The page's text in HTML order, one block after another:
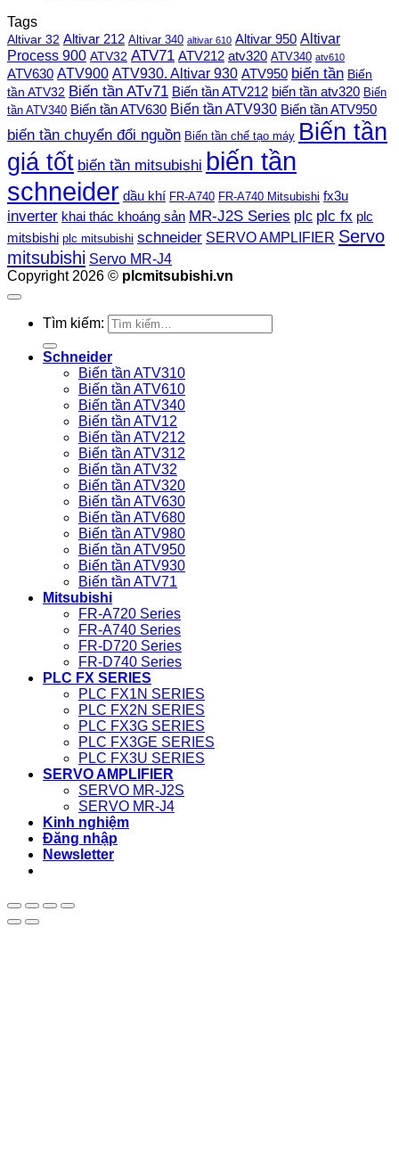
Tags
Altivar 32 Altivar 212 Altivar 340 altivar 610 Altivar 950 Altivar
Process 900 ATV32 ATV71 ATV212 atv320 ATV340 atv610
ATV630 ATV900 ATV930. Altivar 930 ATV950 biến tần Biến
tần ATV32 Biến tần ATv71 Biến tần ATV212 biến tần atv320 Biến
tần ATV340 Biến tần ATV630 Biến tần ATV930 Biến tần ATV950
biến tần chuyển đổi nguồn Biến tần chế tạo máy Biến tần
giá tốt biến tần mitsubishi biến tần
schneider dầu khí FR-A740 FR-A740 Mitsubishi fx3u
inverter khai thác khoáng sản MR-J2S Series plc plc fx plc
mitsbishi plc mitsubishi schneider SERVO AMPLIFIER Servo
mitsubishi Servo MR-J4
Copyright 2026 © plcmitsubishi.vn
Tìm kiếm:
Schneider
Biến tần ATV310
Biến tần ATV610
Biến tần ATV340
Biến tần ATV12
Biến tần ATV212
Biến tần ATV312
Biến tần ATV32
Biến tần ATV320
Biến tần ATV630
Biến tần ATV680
Biến tần ATV980
Biến tần ATV950
Biến tần ATV930
Biến tần ATV71
Mitsubishi
FR-A720 Series
FR-A740 Series
FR-D720 Series
FR-D740 Series
PLC FX SERIES
PLC FX1N SERIES
PLC FX2N SERIES
PLC FX3G SERIES
PLC FX3GE SERIES
PLC FX3U SERIES
SERVO AMPLIFIER
SERVO MR-J2S
SERVO MR-J4
Kinh nghiệm
Đăng nhập
Newsletter